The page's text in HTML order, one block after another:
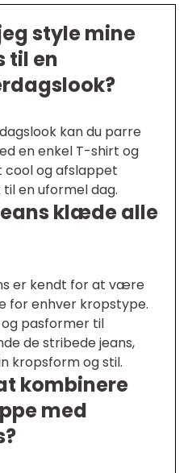
style mine
til en
kan du parre
en enkel T-shirt og
cool og afslappet
en uformel dag.
klæde alle
er kendt for at være
for enhver kropstype.
pasformer til
de stribede jeans,
kropsform og stil.
kombinere
med